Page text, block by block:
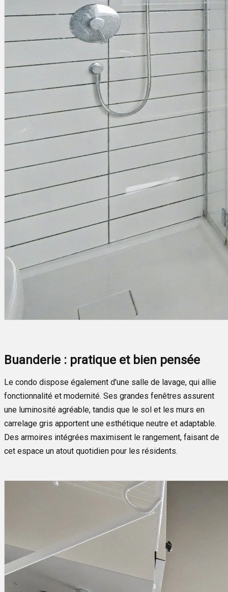
Buanderie : pratique et bien pensée
Le condo dispose également d'une salle de lavage, qui allie
fonctionnalité et modernité. Ses grandes fenêtres assurent
une luminosité agréable, tandis que le sol et les murs en
carrelage gris apportent une esthétique neutre et adaptable.
Des armoires intégrées maximisent le rangement, faisant de
cet espace un atout quotidien pour les résidents.